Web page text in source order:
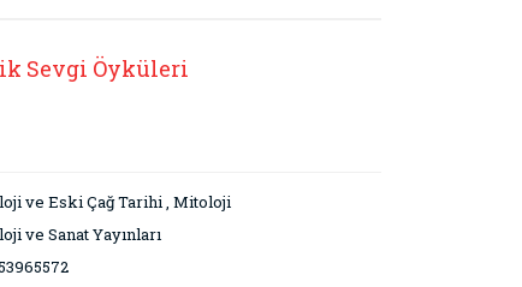
Sevgi Öyküleri
ve Eski Çağ Tarihi, Mitoloji
ve Sanat Yayınları